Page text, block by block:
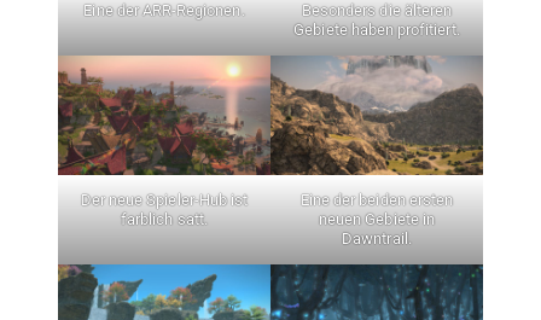
Eine der ARR-Regionen.
Besonders die älteren
Gebiete haben profitiert.
Der neue Spieler-Hub ist
farblich satt.
Eine der beiden ersten
neuen Gebiete in
Dawntrail.